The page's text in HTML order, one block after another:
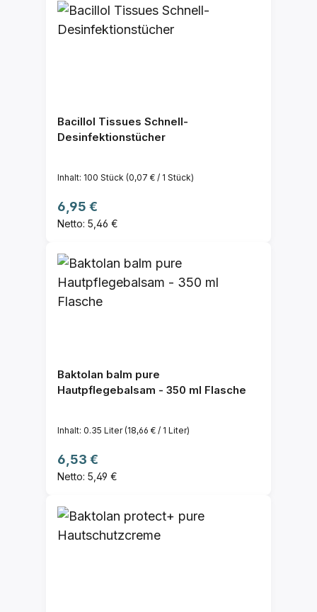
Bacillol Tissues Schnell-
Desinfektionstücher
Inhalt: 100 Stück (0,07 € / 1 Stück)
Regulärer Preis:
6,95 €
Netto: 5,46 €
Baktolan balm pure
Hautpflegebalsam - 350 ml Flasche
Inhalt: 0.35 Liter(18,66 € / 1 Liter)
Regulärer Preis:
6,53 €
Netto: 5,49 €